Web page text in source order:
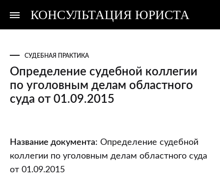
КОНСУЛЬТАЦИЯ ЮРИСТА
Консультация
Консультация
СУДЕБНАЯ ПРАКТИКА
Определение судебной коллегии
по уголовным делам областного
суда от 01.09.2015
Определение
судебной
коллегии
Название документа: Определение судебной
коллегии по уголовным делам областного суда
от 01.09.2015